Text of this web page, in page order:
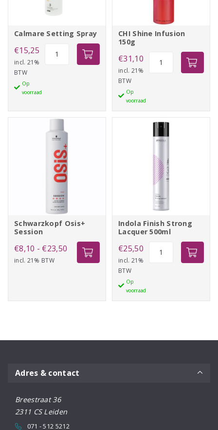
Calmare Setting Spray
€15,25
incl. 21%
BTW
Op
voorraad
CHI Shine Infusion
150g
€31,10
incl. 21%
BTW
Op
voorraad
Schwarzkopf Osis+
Session
€8,10 - €23,50 Prijsklasse:
€8,10
incl. 21% BTW
Indola Finish Strong
Lacquer 500ml
€25,50
incl. 21%
BTW
Op
voorraad
Adres & contact
Breestraat 36
2311 CS Leiden
071 - 512 5212